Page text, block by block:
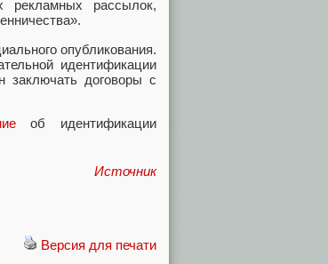
рекламных рассылок,
опубликования.
идентификации
заключать договоры с
об идентификации
Источник
Версия для печати